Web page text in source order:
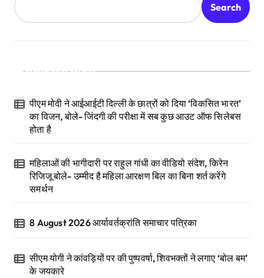
Search
Recent Posts
पीएम मोदी ने आईआईटी दिल्ली के छात्रों को दिया ‘विकसित भारत’
का विजन, बोले- जिंदगी की परीक्षा में सब कुछ आउट ऑफ सिलेबस
होता है
महिलाओं की भागीदारी पर राहुल गांधी का वीडियो संदेश, किरेन
रिजिजू बोले- उम्मीद है महिला आरक्षण बिल का बिना शर्त करेंगे
समर्थन
8 August 2026 आर्यावर्तक्रांति समाचार पत्रिका
सीएम योगी ने कांवड़ियों पर की पुष्पवर्षा, शिवभक्तों ने लगाए ‘बोल बम’
के जयकारे